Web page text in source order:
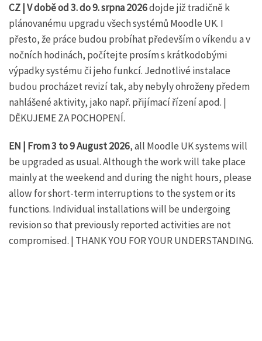
CZ | V době od 3. do 9. srpna2026dojde již tradičně k
plánovanému upgradu všech systémů Moodle UK. I
přesto, že práce budou probíhat především o víkendu a v
nočních hodinách, počítejte prosím s krátkodobými
výpadky systému či jeho funkcí. Jednotlivé instalace
budou procházet revizí tak, aby nebyly ohroženy předem
nahlášené aktivity, jako např. přijímací řízení apod. |
DĚKUJEME ZA POCHOPENÍ.
EN | From 3 to 9 August 2026, all Moodle UK systems will
be upgraded as usual. Although the work will take place
mainly at the weekend and during the night hours, please
allow for short-term interruptions to the system or its
functions. Individual installations will be undergoing
revision so that previously reported activities are not
compromised. | THANK YOU FOR YOUR UNDERSTANDING.